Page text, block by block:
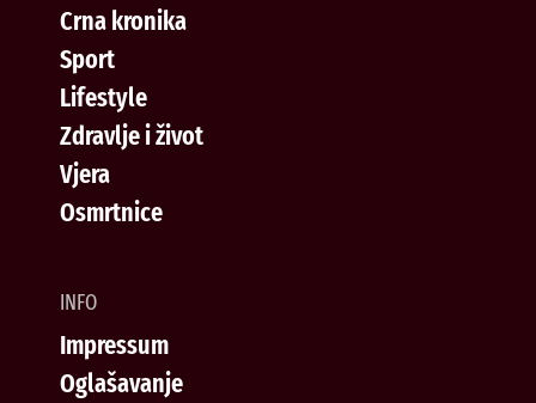
Crna kronika
Sport
Lifestyle
Zdravlje i život
Vjera
Osmrtnice
INFO
Impressum
Oglašavanje